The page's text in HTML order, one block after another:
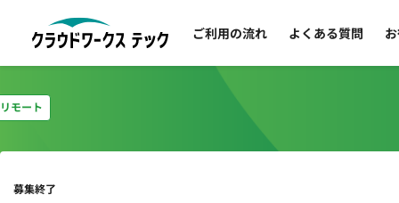
ご利用の流れ よくある質問
モート
募集終了